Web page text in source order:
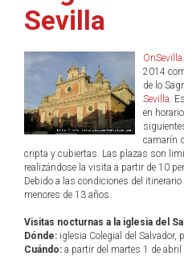
Sevilla
OnSevilla
2014
de lo
Sevilla.
en
camarín
cripta y cubiertas. Las plazas son
realizándose la visita a partir de 10
Debido a las condiciones del
menores de 13 años.
Visitas nocturnas a la iglesia del
Dónde: iglesia Colegial del Salvador,
Cuándo: a partir del martes 1 de abril